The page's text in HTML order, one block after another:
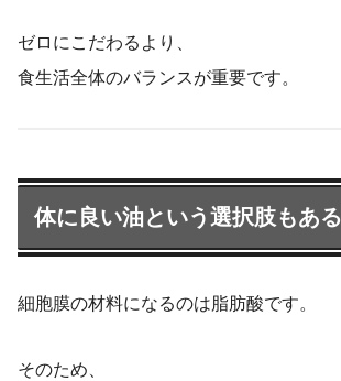
ゼロにこだわるより、
食生活全体のバランスが重要です。
体に良い油という選択肢もある
細胞膜の材料になるのは脂肪酸です。
そのため、